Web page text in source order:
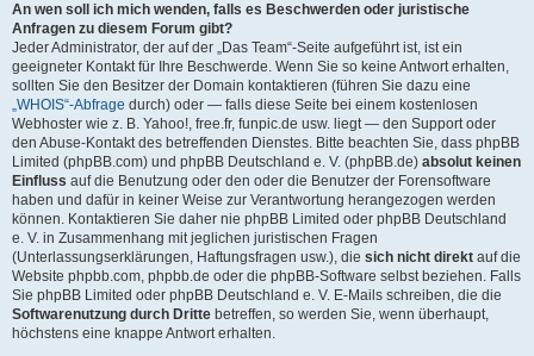
An wen soll ich mich wenden, falls es Beschwerden oder juristische
Anfragen zu diesem Forum gibt?
Jeder Administrator, der auf der „Das Team“-Seite aufgeführt ist, ist ein
geeigneter Kontakt für Ihre Beschwerde. Wenn Sie so keine Antwort erhalten,
sollten Sie den Besitzer der Domain kontaktieren (führen Sie dazu eine
„WHOIS“-Abfrage durch) oder — falls diese Seite bei einem kostenlosen
Webhoster wie z. B. Yahoo!, free.fr, funpic.de usw. liegt — den Support oder
den Abuse-Kontakt des betreffenden Dienstes. Bitte beachten Sie, dass phpBB
Limited (phpBB.com) und phpBB Deutschland e. V. (phpBB.de) absolut keinen
Einfluss auf die Benutzung oder den oder die Benutzer der Forensoftware
haben und dafür in keiner Weise zur Verantwortung herangezogen werden
können. Kontaktieren Sie daher nie phpBB Limited oder phpBB Deutschland
e. V. in Zusammenhang mit jeglichen juristischen Fragen
(Unterlassungserklärungen, Haftungsfragen usw.), die sich nicht direkt auf die
Website phpbb.com, phpbb.de oder die phpBB-Software selbst beziehen. Falls
Sie phpBB Limited oder phpBB Deutschland e. V. E-Mails schreiben, die die
Softwarenutzung durch Dritte betreffen, so werden Sie, wenn überhaupt,
höchstens eine knappe Antwort erhalten.